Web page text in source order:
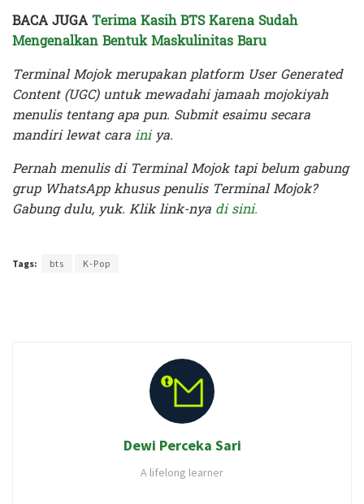
BACA JUGATerima Kasih BTS Karena Sudah
Mengenalkan Bentuk Maskulinitas Baru
Terminal Mojok merupakan platform User Generated
Content (UGC) untuk mewadahi jamaah mojokiyah
menulis tentang apa pun. Submit esaimu secara
mandiri lewat carainiya.
Pernah menulis di Terminal Mojok tapi belum gabung
grup WhatsApp khusus penulis Terminal Mojok?
Gabung dulu, yuk. Klik link-nya di sini.
Tags: bts K-Pop
Dewi Perceka Sari
A lifelong learner